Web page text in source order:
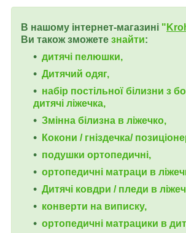
В нашому інтернет-магазині "
Ви також зможете знайти:
дитячі пелюшки,
Дитячий одяг,
набір постільної білизни з
дитячі ліжечка,
Змінна білизна в ліжечко,
Кокони / гніздечка/
подушки ортопедичні,
ортопедичні матраци в
Дитячі ковдри / пледи в
конверти на виписку,
ортопедичні матрацики в